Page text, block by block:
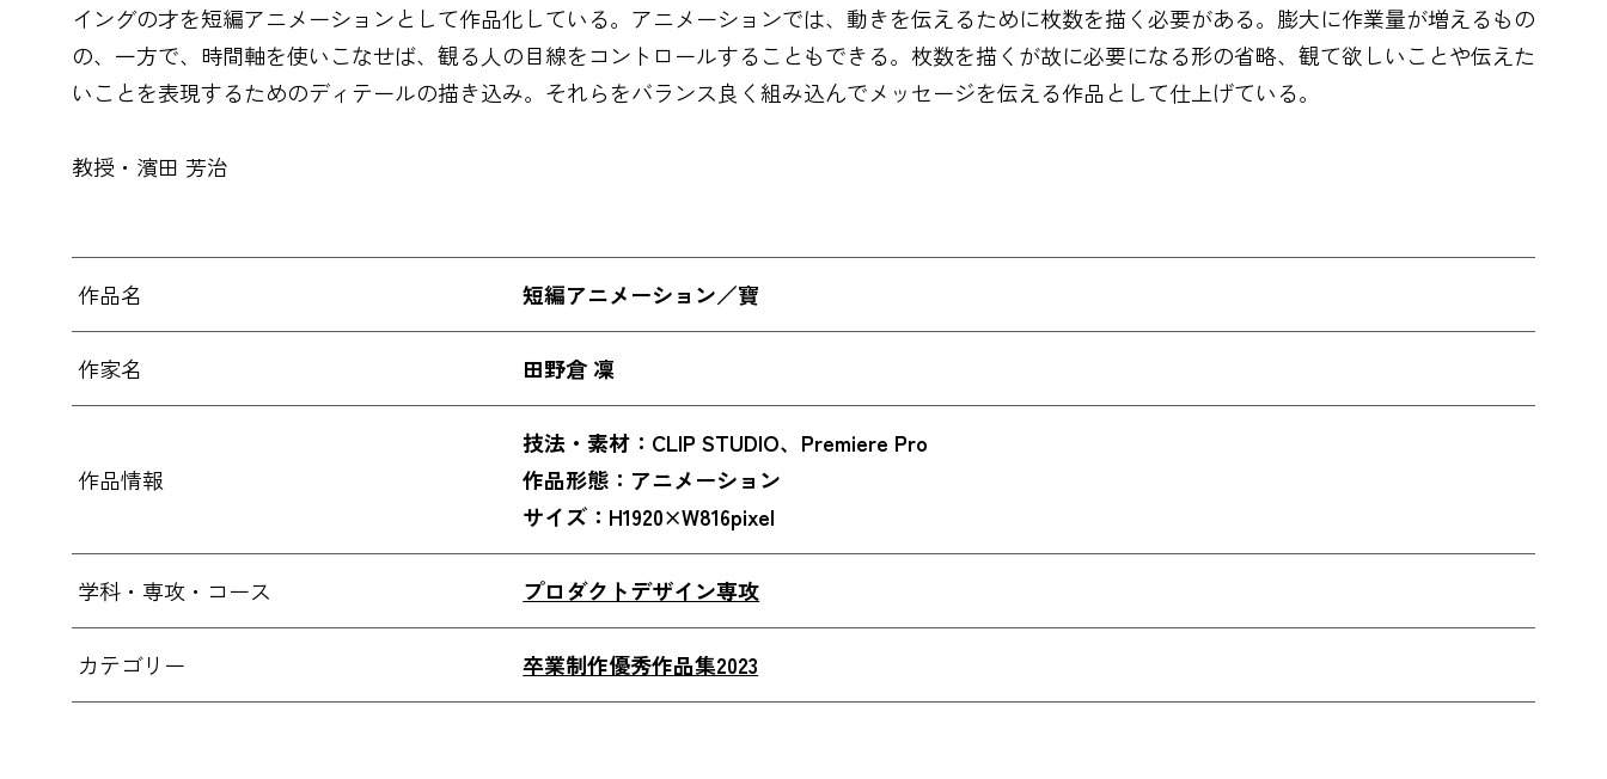
イングの才を短編アニメーションとして作品化している。アニメーションでは、動きを伝えるために枚数を描く必要がある。膨大に作業量が増えるもの
の、一方で、時間軸を使いこなせば、観る人の目線をコントロールすることもできる。枚数を描くが故に必要になる形の省略、観て欲しいことや伝えた
いことを表現するためのディテールの描き込み。それらをバランス良く組み込んでメッセージを伝える作品として仕上げている。
教授・濱田 芳治
作品名 短編アニメーション／寶
作家名 田野倉 凜
作品情報
技法・素材：CLIP STUDIO、Premiere Pro
作品形態：アニメーション
サイズ：H1920×W816pixel
学科・専攻・コース プロダクトデザイン専攻
カテゴリー 卒業制作優秀作品集2023